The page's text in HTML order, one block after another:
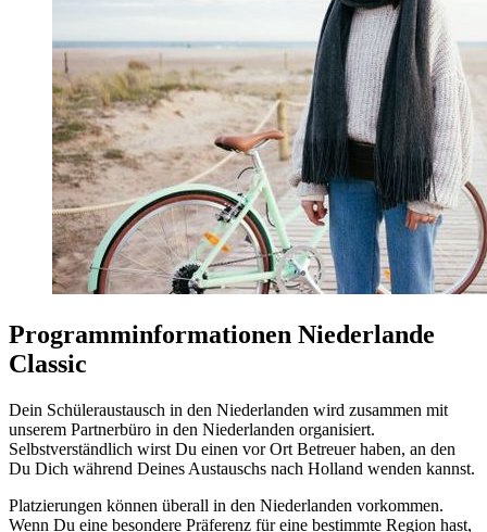
Programminformationen Niederlande
Classic
Dein Schüleraustausch in den Niederlanden wird zusammen mit
unserem Partnerbüro in den Niederlanden organisiert.
Selbstverständlich wirst Du einen vor Ort Betreuer haben, an den
Du Dich während Deines Austauschs nach Holland wenden kannst.
Platzierungen können überall in den Niederlanden vorkommen.
Wenn Du eine besondere Präferenz für eine bestimmte Region hast,